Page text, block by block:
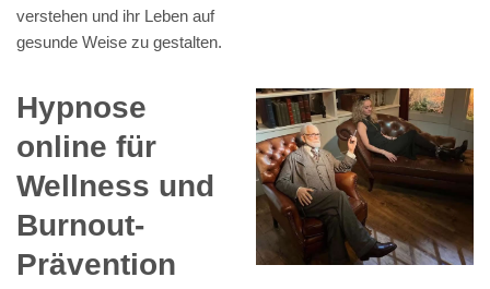
verstehen und ihr Leben auf
gesunde Weise zu gestalten.
Hypnose
online für
Wellness und
Burnout-
Prävention